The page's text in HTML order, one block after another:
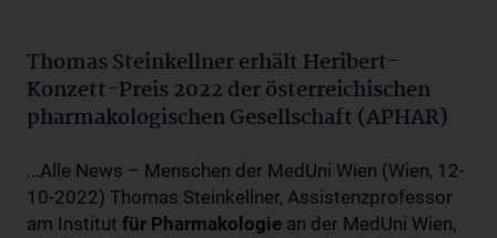
Thomas Steinkellner erhält Heribert-
Konzett-Preis 2022 der österreichischen
pharmakologischen Gesellschaft (APHAR)
...Alle News – Menschen der MedUni Wien (Wien, 12-
10-2022) Thomas Steinkellner, Assistenzprofessor
am Institut für Pharmakologie an der MedUni Wien,